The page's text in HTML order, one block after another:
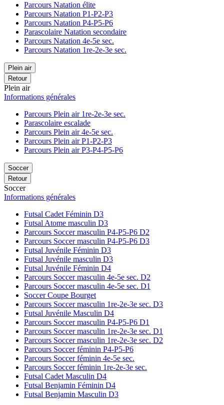
Parcours Natation élite
Parcours Natation P1-P2-P3
Parcours Natation P4-P5-P6
Parascolaire Natation secondaire
Parcours Natation 4e-5e sec.
Parcours Natation 1re-2e-3e sec.
Plein air
Retour
Plein air
Informations générales
Parcours Plein air 1re-2e-3e sec.
Parascolaire escalade
Parcours Plein air 4e-5e sec.
Parcours Plein air P1-P2-P3
Parcours Plein air P3-P4-P5-P6
Soccer
Retour
Soccer
Informations générales
Futsal Cadet Féminin D3
Futsal Atome masculin D3
Parcours Soccer masculin P4-P5-P6 D2
Parcours Soccer masculin P4-P5-P6 D3
Futsal Juvénile Féminin D3
Futsal Juvénile masculin D3
Futsal Juvénile Féminin D4
Parcours Soccer masculin 4e-5e sec. D2
Parcours Soccer masculin 4e-5e sec. D1
Soccer Coupe Bourget
Parcours Soccer masculin 1re-2e-3e sec. D3
Futsal Juvénile Masculin D4
Parcours Soccer masculin P4-P5-P6 D1
Parcours Soccer masculin 1re-2e-3e sec. D1
Parcours Soccer masculin 1re-2e-3e sec. D2
Parcours Soccer féminin P4-P5-P6
Parcours Soccer féminin 4e-5e sec.
Parcours Soccer féminin 1re-2e-3e sec.
Futsal Cadet Masculin D4
Futsal Benjamin Féminin D4
Futsal Benjamin Masculin D3